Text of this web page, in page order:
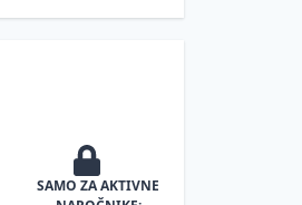
SAMO ZA AKTIVNE